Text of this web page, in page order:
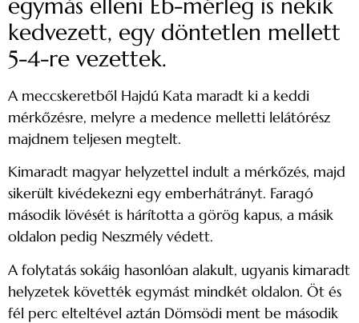
egymás elleni Eb-mérleg is nekik
kedvezett, egy döntetlen mellett
5-4-re vezettek.
A meccskeretből Hajdú Kata maradt ki a keddi
mérkőzésre, melyre a medence melletti lelátórész
majdnem teljesen megtelt.
Kimaradt magyar helyzettel indult a mérkőzés, majd
sikerült kivédekezni egy emberhátrányt. Faragó
második lövését is hárította a görög kapus, a másik
oldalon pedig Neszmély védett.
A folytatás sokáig hasonlóan alakult, ugyanis kimaradt
helyzetek követték egymást mindkét oldalon. Öt és
fél perc elteltével aztán Dömsödi ment be második